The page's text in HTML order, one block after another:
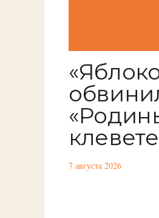
клевете
7 августа 2026